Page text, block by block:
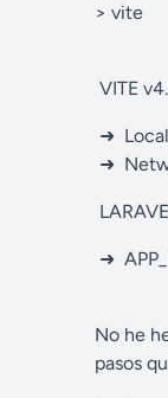
> vite
VITE
➜
➜
➜
No he
pasos